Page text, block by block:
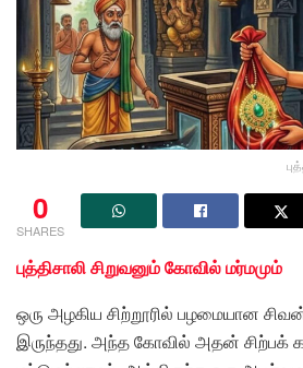
0
SHARES
புத்திசாலி சிறுவனும் கோவில் மர்மமும்
ஒரு அழகிய சிற்றூரில் பழமையான
இருந்தது. அந்த கோவில் அதன் சிற்பக்